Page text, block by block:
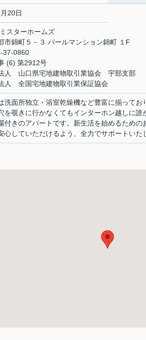
20日
スターホームズ
市錦町５－３ パールマンション錦町 １F
37-0860
(6) 第2912号
人 山口県宅地建物取引業協会 宇部支部
人 全国宅地建物取引業保証協会
洗面所独立・浴室乾燥機など豊富に揃って
を覗きに行かなくてもインターホン越しに
付きのアパートです。新生活を始めるため
心していただけるよう、全力でサポートいた